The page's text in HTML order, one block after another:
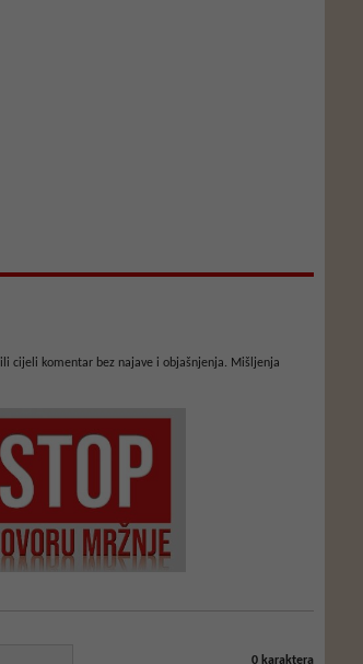
cijeli komentar bez najave i objašnjenja. Mišljenja
0karaktera